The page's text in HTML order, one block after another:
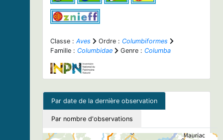
Classe : Aves Ordre : Columbiformes
Famille : Columbidae Genre : Columba
Par date de la dernière observation
Par nombre d'observations